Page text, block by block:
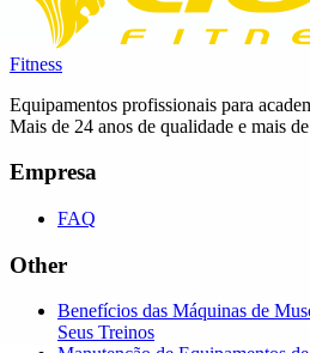
Fitness
Equipamentos profissionais para
Mais de 24 anos de qualidade e mais
Empresa
FAQ
Other
Benefícios das Máquinas de
Seus Treinos